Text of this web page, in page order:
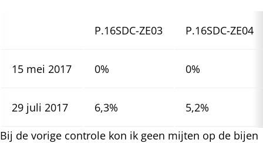
P.16SDC-ZE03 P.16SDC-ZE04
15 mei 2017 0% 0%
29 juli 2017 6,3%
5,2%
Bij de vorige controle kon ik geen mijten op de bijen